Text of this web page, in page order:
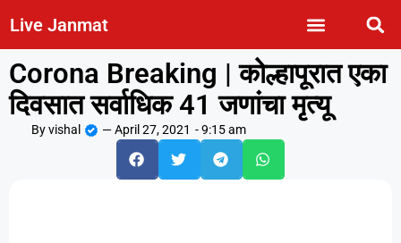
Live Janmat
Corona Breaking | कोल्हापूरात एका
दिवसात सर्वाधिक 41 जणांचा मृत्यू
Byvishal —April 27, 2021 -9:15 am